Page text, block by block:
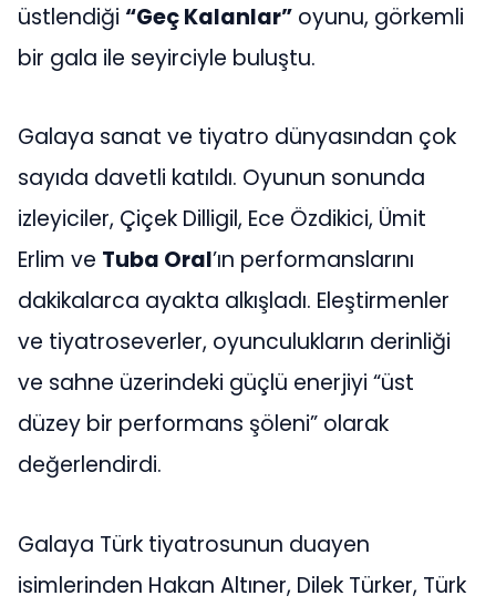
üstlendiği “Geç Kalanlar” oyunu, görkemli
bir gala ile seyirciyle buluştu.
Galaya sanat ve tiyatro dünyasından çok
sayıda davetli katıldı. Oyunun sonunda
izleyiciler, Çiçek Dilligil, Ece Özdikici, Ümit
Erlim ve Tuba Oral’ın performanslarını
dakikalarca ayakta alkışladı. Eleştirmenler
ve tiyatroseverler, oyunculukların derinliği
ve sahne üzerindeki güçlü enerjiyi “üst
düzey bir performans şöleni” olarak
değerlendirdi.
Galaya Türk tiyatrosunun duayen
isimlerinden Hakan Altıner, Dilek Türker, Türk